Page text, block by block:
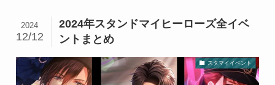
2024年スタンドマイヒーローズ全イベ
ントまとめ
2024
12/12
スタマイイベント